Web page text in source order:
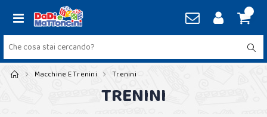
Macchine E Trenini Trenini
TRENINI